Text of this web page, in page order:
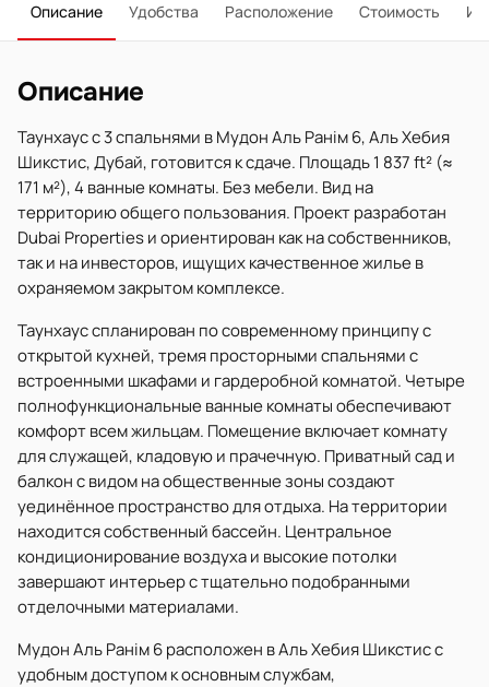
Описание Удобства Расположение Стоимость
Описание
Таунхаус с 3 спальнями в Мудон Аль Ранім 6, Аль Хебия
Шикстис, Дубай, готовится к сдаче. Площадь 1 837 ft² (≈
171 м²), 4 ванные комнаты. Без мебели. Вид на
территорию общего пользования. Проект разработан
Dubai Properties и ориентирован как на собственников,
так и на инвесторов, ищущих качественное жилье в
охраняемом закрытом комплексе.
Таунхаус спланирован по современному принципу с
открытой кухней, тремя просторными спальнями с
встроенными шкафами и гардеробной комнатой. Четыре
полнофункциональные ванные комнаты обеспечивают
комфорт всем жильцам. Помещение включает комнату
для служащей, кладовую и прачечную. Приватный сад и
балкон с видом на общественные зоны создают
уединённое пространство для отдыха. На территории
находится собственный бассейн. Центральное
кондиционирование воздуха и высокие потолки
завершают интерьер с тщательно подобранными
отделочными материалами.
Мудон Аль Ранім 6 расположен в Аль Хебия Шикстис с
удобным доступом к основным службам,